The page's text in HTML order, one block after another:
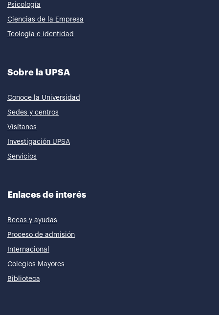
Psicología
Ciencias de la Empresa
Teología e identidad
Sobre la UPSA
Conoce la Universidad
Sedes y centros
Visítanos
Investigación UPSA
Servicios
Enlaces de interés
Becas y ayudas
Proceso de admisión
Internacional
Colegios Mayores
Biblioteca